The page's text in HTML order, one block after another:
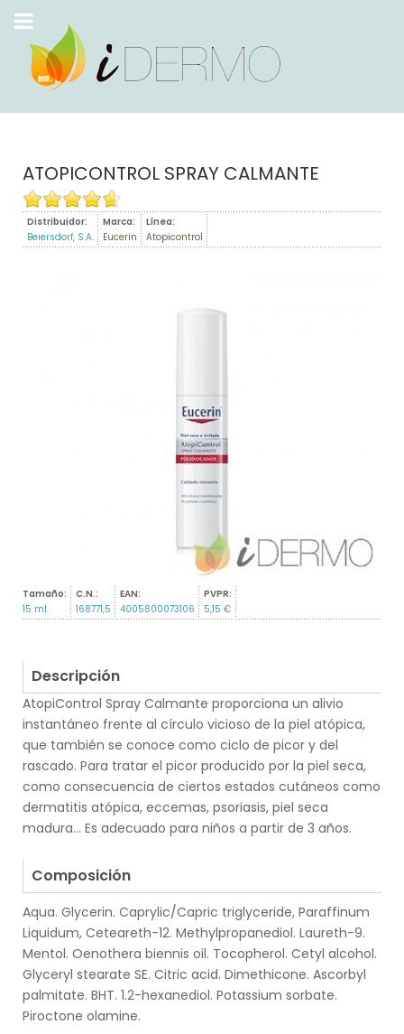
ATOPICONTROL SPRAY CALMANTE
Distribuidor:
Beiersdorf, S.A.
Marca:
Eucerin
Línea:
Atopicontrol
Tamaño:
15 ml.
C.N.:
168771,5
EAN:
4005800073106
PVPR:
5,15 €
Descripción
AtopiControl Spray Calmante proporciona un alivio
instantáneo frente al círculo vicioso de la piel atópica,
que también se conoce como ciclo de picor y del
rascado. Para tratar el picor producido por la piel seca,
como consecuencia de ciertos estados cutáneos como
dermatitis atópica, eccemas, psoriasis, piel seca
madura... Es adecuado para niños a partir de 3 años.
Composición
Aqua. Glycerin. Caprylic/Capric triglyceride, Paraffinum
Liquidum, Ceteareth-12. Methylpropanediol. Laureth-9.
Mentol. Oenothera biennis oil. Tocopherol. Cetyl alcohol.
Glyceryl stearate SE. Citric acid. Dimethicone. Ascorbyl
palmitate. BHT. 1.2-hexanediol. Potassium sorbate.
Piroctone olamine.